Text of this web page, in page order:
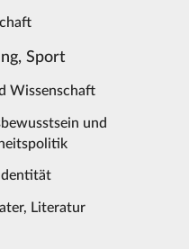
Sport
Wissenschaft
und
Literatur